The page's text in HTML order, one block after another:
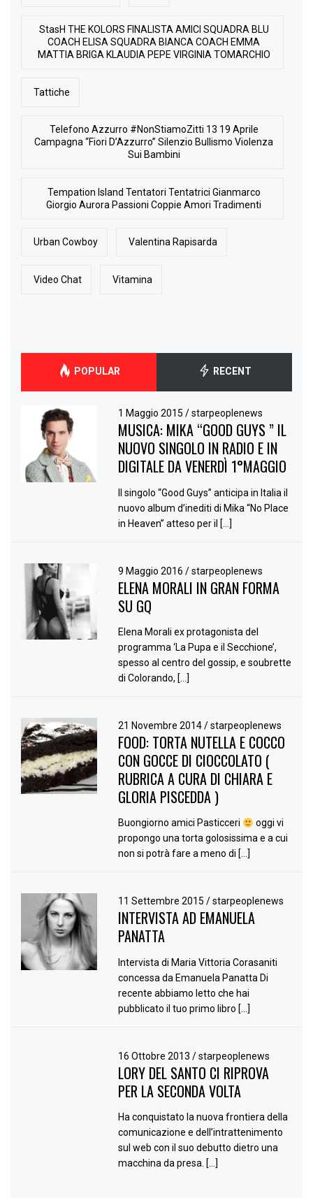
StasH THE KOLORS FINALISTA AMICI SQUADRA BLU
COACH ELISA SQUADRA BIANCA COACH EMMA
MATTIA BRIGA KLAUDIA PEPE VIRGINIA TOMARCHIO
Tattiche
Telefono Azzurro #NonStiamoZitti 13 19 Aprile
Campagna “Fiori D’Azzurro” Silenzio Bullismo Violenza
Sui Bambini
Tempation Island Tentatori Tentatrici Gianmarco
Giorgio Aurora Passioni Coppie Amori Tradimenti
Urban Cowboy Valentina Rapisarda
Video Chat Vitamina
POPULAR RECENT
1 Maggio 2015/ starpeoplenews
MUSICA: MIKA “GOOD GUYS ” IL
NUOVO SINGOLO IN RADIO E IN
DIGITALE DA VENERDÌ 1°MAGGIO
Il singolo “Good Guys” anticipa in Italia il
nuovo album d’inediti di Mika “No Place
in Heaven” atteso per il […]
9 Maggio 2016/ starpeoplenews
ELENA MORALI IN GRAN FORMA
SU GQ
Elena Morali ex protagonista del
programma ‘La Pupa e il Secchione’,
spesso al centro del gossip, e soubrette
di Colorando, […]
21 Novembre 2014/ starpeoplenews
FOOD: TORTA NUTELLA E COCCO
CON GOCCE DI CIOCCOLATO (
RUBRICA A CURA DI CHIARA E
GLORIA PISCEDDA )
Buongiorno amici Pasticceri
oggi vi
propongo una torta golosissima e a cui
non si potrà fare a meno di […]
11 Settembre 2015/ starpeoplenews
INTERVISTA AD EMANUELA
PANATTA
Intervista di Maria Vittoria Corasaniti
concessa da Emanuela Panatta Di
recente abbiamo letto che hai
pubblicato il tuo primo libro […]
16 Ottobre 2013/ starpeoplenews
LORY DEL SANTO CI RIPROVA
PER LA SECONDA VOLTA
Ha conquistato la nuova frontiera della
comunicazione e dell’intrattenimento
sul web con il suo debutto dietro una
macchina da presa. […]